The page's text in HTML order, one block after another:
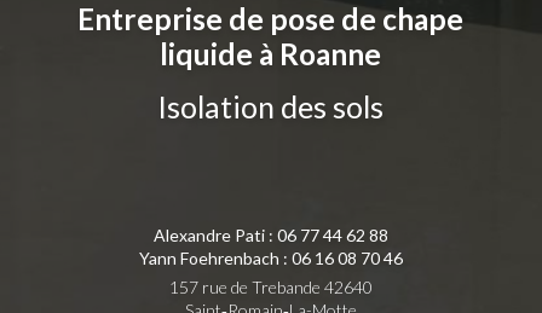
Entreprise de pose de chape
liquide à Roanne
Isolation des sols
Alexandre Pati : 06 77 44 62 88
Yann Foehrenbach : 06 16 08 70 46
157 rue de Trebande 42640